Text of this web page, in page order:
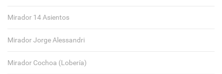
Mirador 14 Asientos
Mirador Jorge Alessandri
Mirador Cochoa (Lobería)